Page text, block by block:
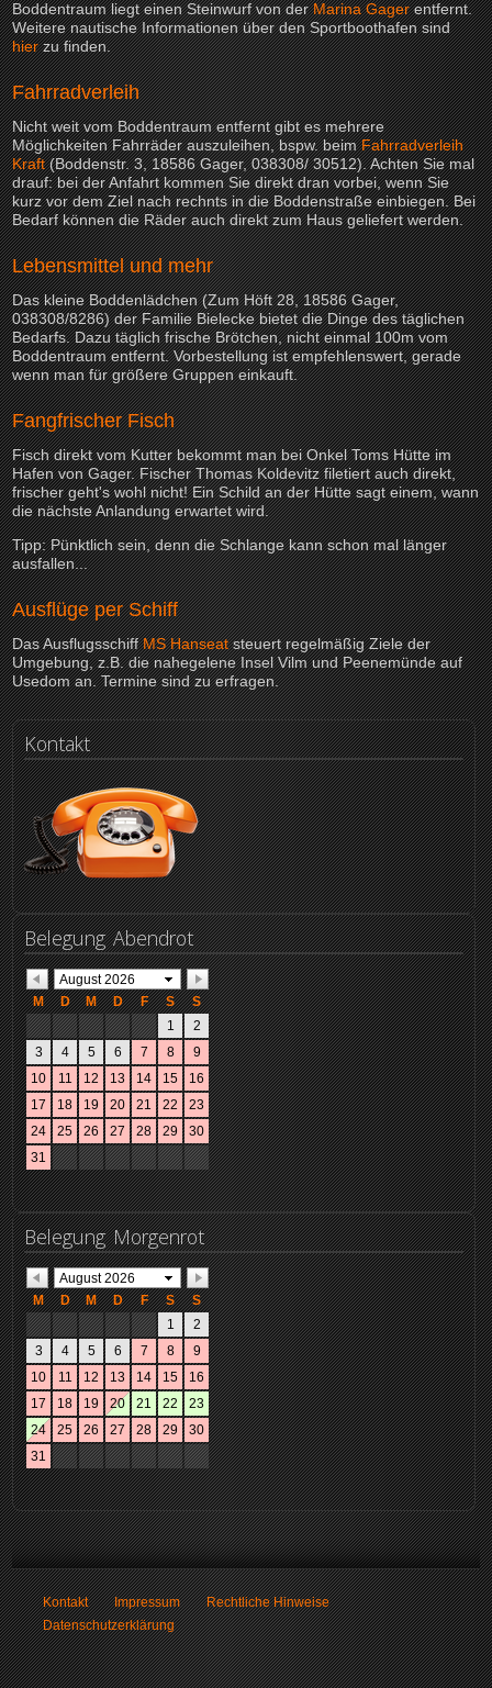
Boddentraum liegt einen Steinwurf von derMarina Gagerentfernt.
Weitere nautische Informationen über den Sportboothafen sind
hierzu finden.
Fahrradverleih
Nicht weit vom Boddentraum entfernt gibt es mehrere
Möglichkeiten Fahrräder auszuleihen, bspw. beimFahrradverleih
Kraft(Boddenstr. 3, 18586 Gager, 038308/ 30512). Achten Sie mal
drauf: bei der Anfahrt kommen Sie direkt dran vorbei, wenn Sie
kurz vor dem Ziel nach rechnts in die Boddenstraße einbiegen. Bei
Bedarf können die Räder auch direkt zum Haus geliefert werden.
Lebensmittel und mehr
Das kleine Boddenlädchen (Zum Höft 28, 18586 Gager,
038308/8286) der Familie Bielecke bietet die Dinge des täglichen
Bedarfs. Dazu täglich frische Brötchen, nicht einmal 100m vom
Boddentraum entfernt. Vorbestellung ist empfehlenswert, gerade
wenn man für größere Gruppen einkauft.
Fangfrischer Fisch
Fisch direkt vom Kutter bekommt man bei Onkel Toms Hütte im
Hafen von Gager. Fischer Thomas Koldevitz filetiert auch direkt,
frischer geht's wohl nicht! Ein Schild an der Hütte sagt einem, wann
die nächste Anlandung erwartet wird.
Tipp: Pünktlich sein, denn die Schlange kann schon mal länger
ausfallen...
Ausflüge per Schiff
Das AusflugsschiffMS Hanseatsteuert regelmäßig Ziele der
Umgebung, z.B. die nahegelene Insel Vilm und Peenemünde auf
Usedom an. Termine sind zu erfragen.
Kontakt
BelegungAbendrot
BelegungMorgenrot
Kontakt Impressum
Rechtliche Hinweise
Datenschutzerklärung